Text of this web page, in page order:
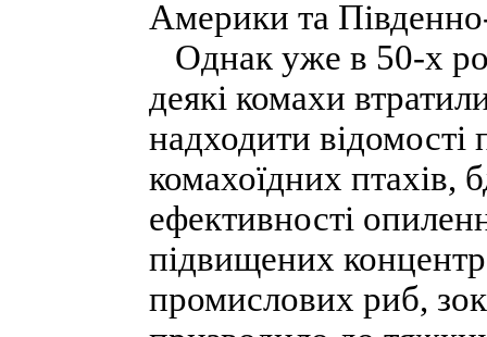
Америки та
Однак уже в 50-х
деякі комахи
надходити відомості
комахоїдних птахів,
ефективності
підвищених
промислових риб,